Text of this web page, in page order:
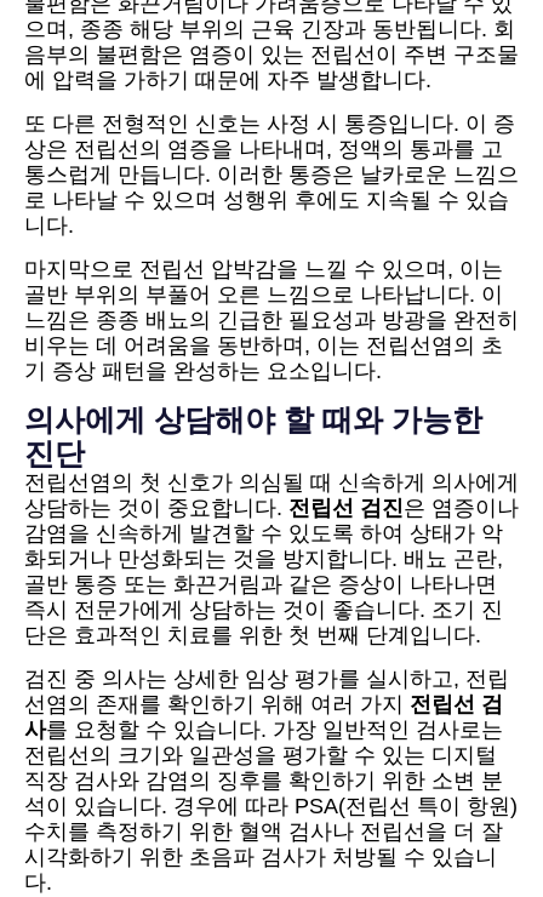
으며, 종종 해당 부위의 근육 긴장과 동반됩니다. 회
음부의 불편함은 염증이 있는 전립선이 주변 구조물
에 압력을 가하기 때문에 자주 발생합니다.
또 다른 전형적인 신호는 사정 시 통증입니다. 이 증
상은 전립선의 염증을 나타내며, 정액의 통과를 고
통스럽게 만듭니다. 이러한 통증은 날카로운 느낌으
로 나타날 수 있으며 성행위 후에도 지속될 수 있습
니다.
마지막으로 전립선 압박감을 느낄 수 있으며, 이는
골반 부위의 부풀어 오른 느낌으로 나타납니다. 이
느낌은 종종 배뇨의 긴급한 필요성과 방광을 완전히
비우는 데 어려움을 동반하며, 이는 전립선염의 초
기 증상 패턴을 완성하는 요소입니다.
의사에게 상담해야 할 때와 가능한
진단
전립선염의 첫 신호가 의심될 때 신속하게 의사에게
상담하는 것이 중요합니다. 전립선 검진은 염증이나
감염을 신속하게 발견할 수 있도록 하여 상태가 악
화되거나 만성화되는 것을 방지합니다. 배뇨 곤란,
골반 통증 또는 화끈거림과 같은 증상이 나타나면
즉시 전문가에게 상담하는 것이 좋습니다. 조기 진
단은 효과적인 치료를 위한 첫 번째 단계입니다.
검진 중 의사는 상세한 임상 평가를 실시하고, 전립
선염의 존재를 확인하기 위해 여러 가지 전립선 검
사를 요청할 수 있습니다. 가장 일반적인 검사로는
전립선의 크기와 일관성을 평가할 수 있는 디지털
직장 검사와 감염의 징후를 확인하기 위한 소변 분
석이 있습니다. 경우에 따라 PSA(전립선 특이 항원)
수치를 측정하기 위한 혈액 검사나 전립선을 더 잘
시각화하기 위한 초음파 검사가 처방될 수 있습니
다.